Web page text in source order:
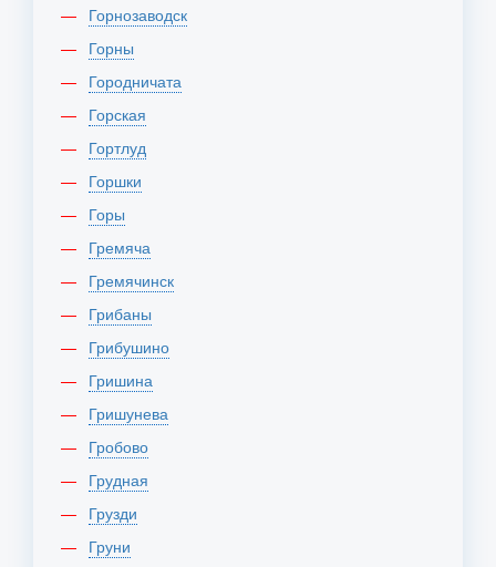
Горнозаводск
Горны
Городничата
Горская
Гортлуд
Горшки
Горы
Гремяча
Гремячинск
Грибаны
Грибушино
Гришина
Гришунева
Гробово
Грудная
Грузди
Груни